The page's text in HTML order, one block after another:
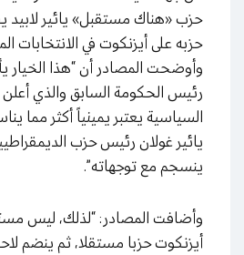
حزب «هناك مستقبل» يائير لابيد
حزبه على أيزنكوت في الانتخابات
وأوضحت المصادر أن “هذا الخيار
رئيس الحكومة السابق والذي أعلن
السياسية يعتبر يمينياً أكثر مما
يائير غولان رئيس حزب
ينسجم مع توجهاته”.
وأضافت المصادر: “لذلك، ليس
أيزنكوت حزبا مستقلا، ثم ينضم